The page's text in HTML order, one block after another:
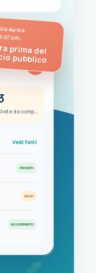
prima del
pubblico
FC
Diete da completare
Vedi tutti
PRONTO
OGGI
AGGIORNATO